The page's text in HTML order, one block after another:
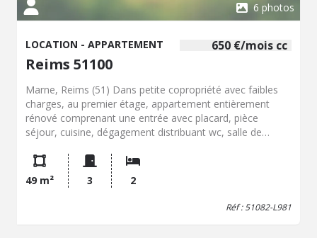
6 photos
650 €/mois cc
LOCATION - APPARTEMENT
Reims 51100
Marne, Reims (51) Dans petite copropriété avec faibles
charges, au premier étage, appartement entièrement
rénové comprenant une entrée avec placard, pièce
séjour, cuisine, dégagement distribuant wc, salle de
à usage de chambre ou bureau. Chauffage individuel au
gaz, toutes ouvertures PVC et volets roulants électriques.
Nombreux rangements et placards. Ensemble en parfait
état et prêt à vivre. En annexe cave et grenier. Surface
49 m² 3 2
Réf : 51082-L981